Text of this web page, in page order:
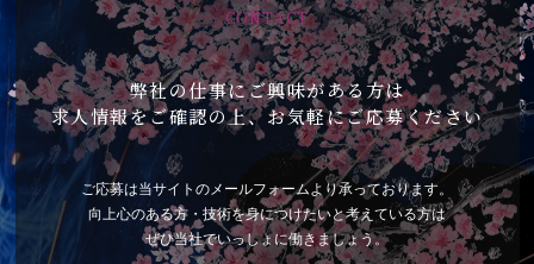
CONTACT
弊社の仕事にご興味がある方は
求人情報をご確認の上、お気軽にご応募ください
ご応募は当サイトのメールフォームより承っております。
向上心のある方・技術を身につけたいと考えている方は
ぜひ当社でいっしょに働きましょう。